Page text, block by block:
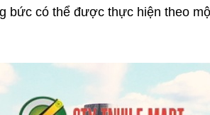
bức có thể được thực hiện theo